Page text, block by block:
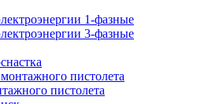
1-фазные
3-фазные
пистолета
пистолета